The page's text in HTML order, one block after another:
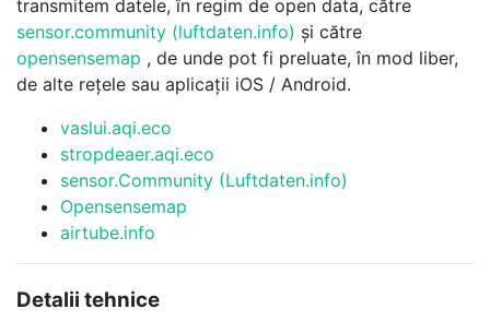
transmitem datele, în regim de open data, către
sensor.community (luftdaten.info) și către
opensensemap , de unde pot fi preluate, în mod liber,
de alte rețele sau aplicații iOS / Android.
vaslui.aqi.eco
stropdeaer.aqi.eco
sensor.Community (Luftdaten.info)
Opensensemap
airtube.info
Detalii tehnice